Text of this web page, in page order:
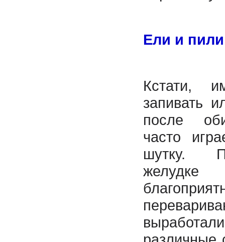
Ели и
Кстати,
запивать
после
часто
шутку.